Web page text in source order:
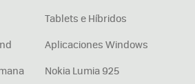
Tablets e Híbridos
Aplicaciones Windows
Nokia Lumia 925